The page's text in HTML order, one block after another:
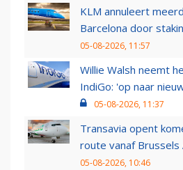
KLM annuleert
Barcelona door
05-08-2026, 11:57
Willie Walsh neemt
IndiGo: 'op naar
05-08-2026, 11:37
Transavia opent
route vanaf
05-08-2026, 10:46